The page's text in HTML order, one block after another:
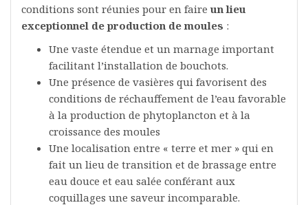
conditions sont réunies pour en faire un lieu
exceptionnel de production de moules :
Une vaste étendue et un marnage important
facilitant l’installation de bouchots.
Une présence de vasières qui favorisent des
conditions de réchauffement de l’eau favorable
à la production de phytoplancton et à la
croissance des moules
Une localisation entre « terre et mer » qui en
fait un lieu de transition et de brassage entre
eau douce et eau salée conférant aux
coquillages une saveur incomparable.